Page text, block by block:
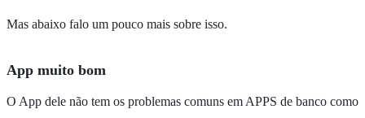
Mas abaixo falo um pouco mais sobre isso.
App muito bom
O App dele não tem os problemas comuns em APPS de banco como